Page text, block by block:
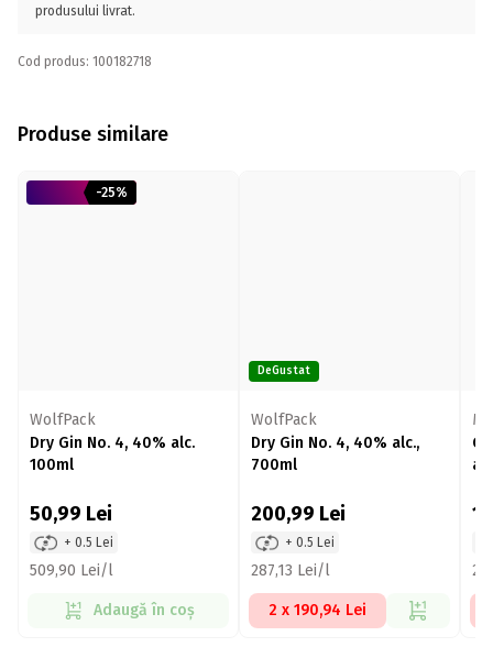
produsului livrat.
Cod produs: 100182718
Produse similare
-25%
WolfPack
Dry Gin No. 4, 40% alc.
100ml
50,99 Lei
+ 0.5 Lei
509,90 Lei/l
Adaugă în coș
DeGustat
WolfPack
Dry Gin No. 4, 40% alc.,
700ml
200,99 Lei
+ 0.5 Lei
287,13 Lei/l
2 x 190,94 Lei